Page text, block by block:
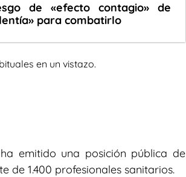
de «efecto contagio» de
para combatirlo
en un vistazo.
emitido una posición pública de
de 1.400 profesionales sanitarios.